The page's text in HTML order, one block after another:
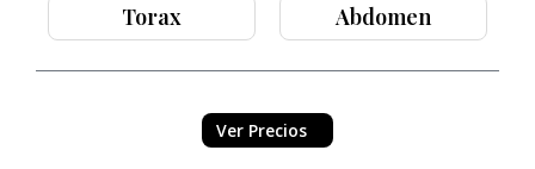
Torax Abdomen
Ver Precios